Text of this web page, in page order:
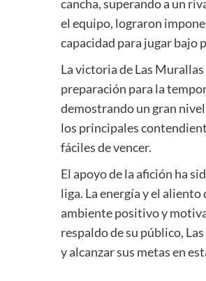
cancha, superando a un
el equipo, lograron
capacidad para jugar bajo
La victoria de Las
preparación para la
demostrando un gran
los principales
fáciles de vencer.
El apoyo de la afición ha
liga. La energía y el
ambiente positivo y
respaldo de su público,
y alcanzar sus metas en